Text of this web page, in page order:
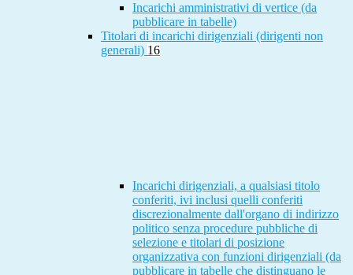
Incarichi amministrativi di vertice (da
pubblicare in tabelle)
Titolari di incarichi dirigenziali (dirigenti non
generali) 16
Incarichi dirigenziali, a qualsiasi titolo
conferiti, ivi inclusi quelli conferiti
discrezionalmente dall'organo di indirizzo
politico senza procedure pubbliche di
selezione e titolari di posizione
organizzativa con funzioni dirigenziali (da
pubblicare in tabelle che distinguano le